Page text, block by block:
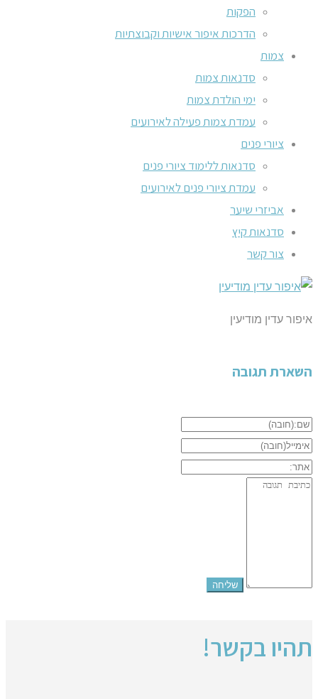
הפקות
הדרכות איפור אישיות וקבוצתיות
צמות
סדנאות צמות
ימי הולדת צמות
עמדת צמות פעילה לאירועים
ציורי פנים
סדנאות ללימוד ציורי פנים
עמדת ציורי פנים לאירועים
אביזרי שיער
סדנאות קיץ
צור קשר
איפור עדין מודיעין
השארת תגובה
תהיו בקשר!